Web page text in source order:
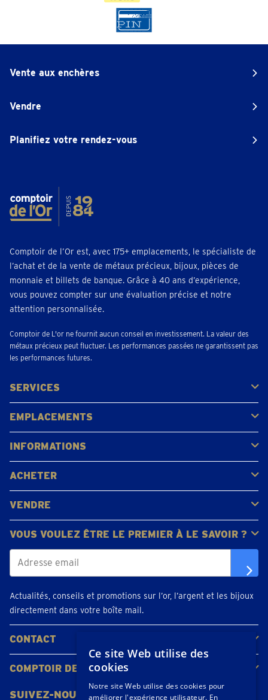
Vente aux enchères
Vendre
Planifiez votre rendez-vous
Comptoir de l’Or est, avec 175+ emplacements, le spécialiste de
l’achat et de la vente de métaux précieux, bijoux, pièces de
monnaie et billets de banque. Grâce à 40 ans d’expérience,
vous pouvez compter sur une évaluation précise et notre
attention personnalisée.
Comptoir de L'or ne fournit aucun conseil en investissement. La valeur des
métaux précieux peut fluctuer. Les performances passées ne garantissent pas
les performances futures.
SERVICES
Acheter
Vendre
Vente aux enchères
EMPLACEMENTS
Gerpinnes
Liège
Namur
Waterloo
Woluwe-Saint-Lambert
Voir tous les emplacements
INFORMATIONS
FAQ
Avis clients
ACHETER
Acheter de l'or
Acheter des pièces
Acheter de l'argent
VENDRE
Bijoux en or
Pièces d'or
Lingots d'or
VOUS VOULEZ ÊTRE LE PREMIER À LE SAVOIR ?
Actualités, conseils et promotions sur l’or, l’argent et les bijoux
directement dans votre boîte mail.
CONTACT
Contacter
Planifiez votre rendez-vous
Emplacements
COMPTOIR DE L'OR
SUIVEZ-NOUS
Ce site Web utilise des
cookies
Notre site Web utilise des cookies pour
améliorer l'expérience utilisateur. En